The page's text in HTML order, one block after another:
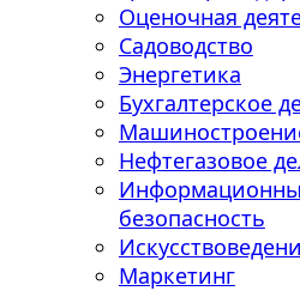
Оценочная
Садоводство
Энергетика
Бухгалтерское
Нефтегазовое
безопасность
Маркетинг